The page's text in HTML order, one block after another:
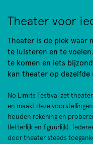
Theater voor
Theater is de plek waar
te luisteren en te
te komen en iets
kan theater op dezelfde
No Limits Festival zet
en maakt deze
houden rekening en
(letterlijk en figuurlijk).
door theater steeds